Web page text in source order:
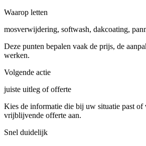
Waarop letten
mosverwijdering, softwash, dakcoating,
Deze punten bepalen vaak de prijs, de
werken.
Volgende actie
juiste uitleg of offerte
Kies de informatie die bij uw situatie past of
vrijblijvende offerte aan.
Snel duidelijk